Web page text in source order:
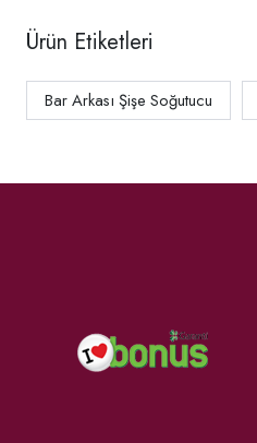
Ürün Etiketleri
Bar Arkası Şişe Soğutucu